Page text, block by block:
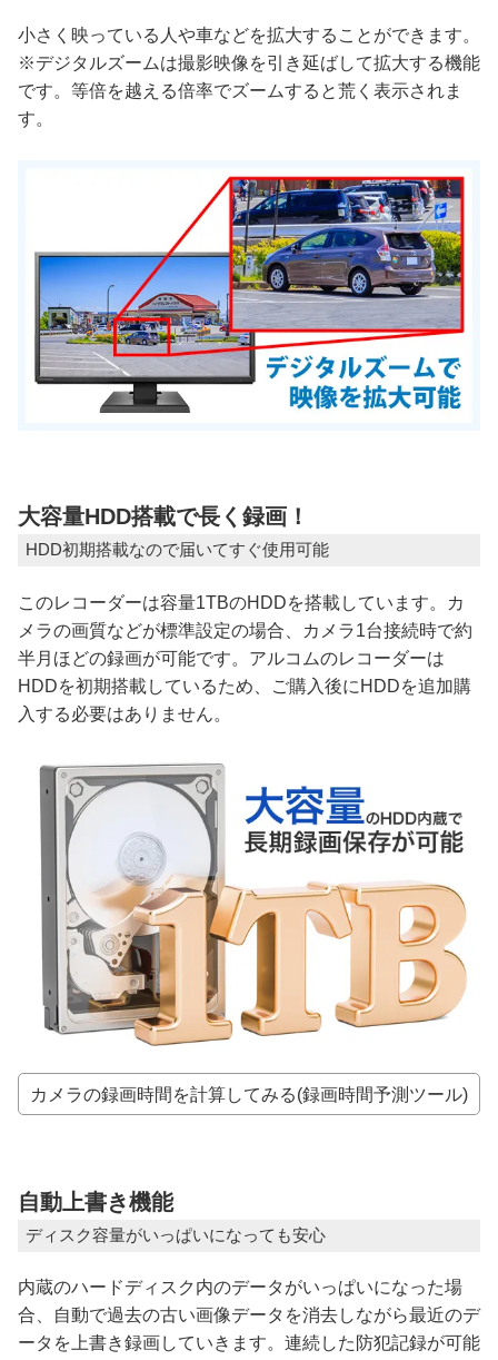
小さく映っている人や車などを拡大することができます。
※デジタルズームは撮影映像を引き延ばして拡大する機能
です。等倍を越える倍率でズームすると荒く表示されま
す。
大容量HDD搭載で長く録画！
HDD初期搭載なので届いてすぐ使用可能
このレコーダーは容量1TBのHDDを搭載しています。カ
メラの画質などが標準設定の場合、カメラ1台接続時で約
半月ほどの録画が可能です。アルコムのレコーダーは
HDDを初期搭載しているため、ご購入後にHDDを追加購
入する必要はありません。
カメラの録画時間を計算してみる(録画時間予測ツール)
自動上書き機能
ディスク容量がいっぱいになっても安心
内蔵のハードディスク内のデータがいっぱいになった場
合、自動で過去の古い画像データを消去しながら最近のデ
ータを上書き録画していきます。連続した防犯記録が可能